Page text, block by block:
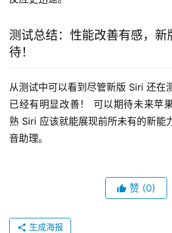
测试总结：性能改善有感，新
待！
从测试中可以看到尽管新版 Siri 还在
已经有明显改善！ 可以期待未来苹
熟 Siri 应该就能展现前所未有的新能
音助理。
赞 (0)
生成海报